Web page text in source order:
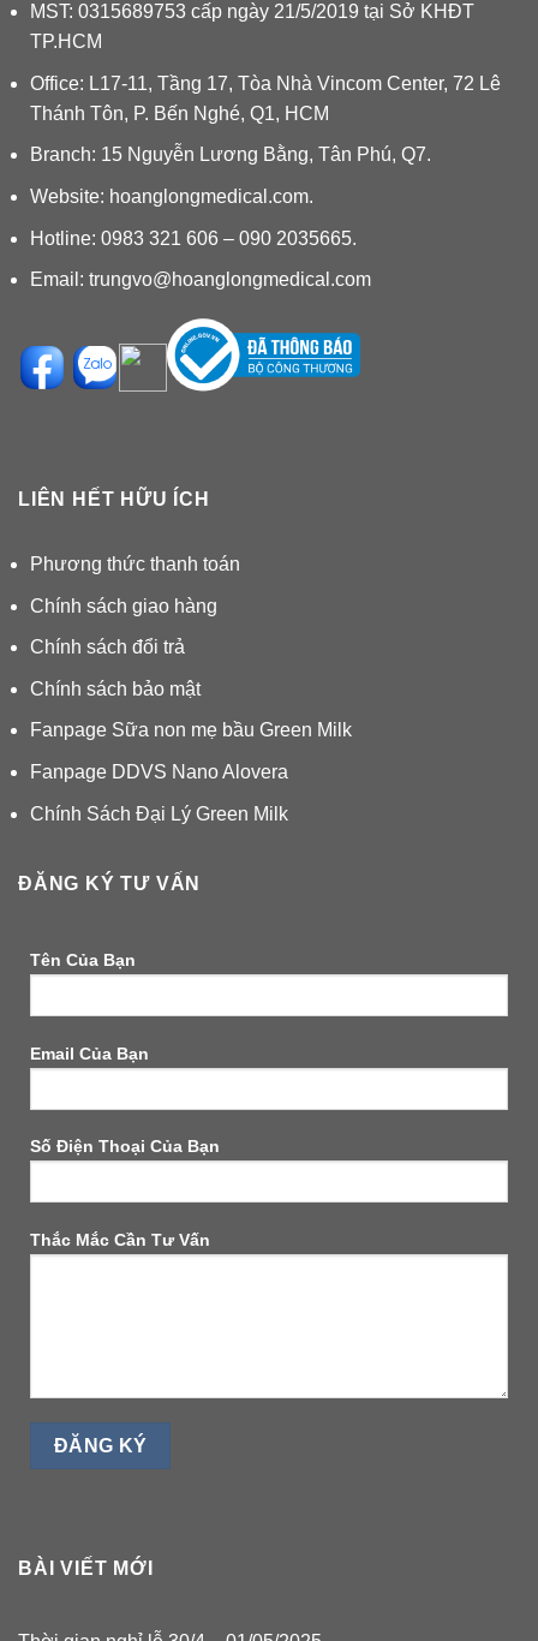
MST: 0315689753 cấp ngày 21/5/2019 tại Sở KHĐT
TP.HCM
Office: L17-11, Tầng 17, Tòa Nhà Vincom Center, 72 Lê
Thánh Tôn, P. Bến Nghé, Q1, HCM
Branch: 15 Nguyễn Lương Bằng, Tân Phú, Q7.
Website: hoanglongmedical.com.
Hotline: 0983 321 606 – 090 2035665.
Email: trungvo@hoanglongmedical.com
LIÊN HẾT HỮU ÍCH
Phương thức thanh toán
Chính sách giao hàng
Chính sách đổi trả
Chính sách bảo mật
Fanpage Sữa non mẹ bầu Green Milk
Fanpage DDVS Nano Alovera
Chính Sách Đại Lý Green Milk
ĐĂNG KÝ TƯ VẤN
Tên Của Bạn
Email Của Bạn
Số Điện Thoại Của Bạn
Thắc Mắc Cần Tư Vấn
BÀI VIẾT MỚI